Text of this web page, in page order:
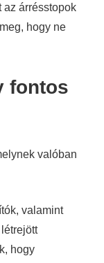
az árrésstopok
hogy ne
fontos
valóban
valamint
hogy